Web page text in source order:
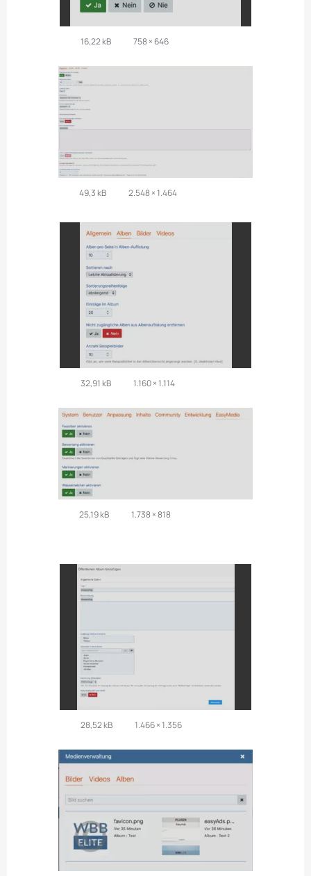
16,22 kB 758 × 646
49,3 kB 2.548 × 1.464
32,91 kB 1.160 × 1.114
25,19 kB 1.738 × 818
28,52 kB 1.466 × 1.356